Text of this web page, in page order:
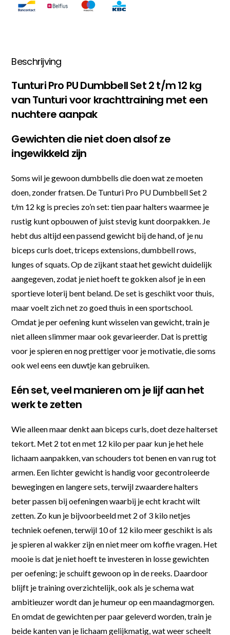
Beschrijving
Tunturi Pro PU Dumbbell Set 2 t/m 12 kg
van Tunturi voor krachttraining met een
nuchtere aanpak
Gewichten die niet doen alsof ze
ingewikkeld zijn
Soms wil je gewoon dumbbells die doen wat ze moeten
doen, zonder fratsen. De Tunturi Pro PU Dumbbell Set 2
t/m 12 kg is precies zo’n set: tien paar halters waarmee je
rustig kunt opbouwen of juist stevig kunt doorpakken. Je
hebt dus altijd een passend gewicht bij de hand, of je nu
biceps curls doet, triceps extensions, dumbbell rows,
lunges of squats. Op de zijkant staat het gewicht duidelijk
aangegeven, zodat je niet hoeft te gokken alsof je in een
sportieve loterij bent beland. De set is geschikt voor thuis,
maar voelt zich net zo goed thuis in een sportschool.
Omdat je per oefening kunt wisselen van gewicht, train je
niet alleen slimmer maar ook gevarieerder. Dat is prettig
voor je spieren en nog prettiger voor je motivatie, die soms
ook wel eens een duwtje kan gebruiken.
Eén set, veel manieren om je lijf aan het
werk te zetten
Wie alleen maar denkt aan biceps curls, doet deze halterset
tekort. Met 2 tot en met 12 kilo per paar kun je het hele
lichaam aanpakken, van schouders tot benen en van rug tot
armen. Een lichter gewicht is handig voor gecontroleerde
bewegingen en langere sets, terwijl zwaardere halters
beter passen bij oefeningen waarbij je echt kracht wilt
zetten. Zo kun je bijvoorbeeld met 2 of 3 kilo netjes
techniek oefenen, terwijl 10 of 12 kilo meer geschikt is als
je spieren al wakker zijn en niet meer om koffie vragen. Het
mooie is dat je niet hoeft te investeren in losse gewichten
per oefening; je schuift gewoon op in de reeks. Daardoor
blijft je training overzichtelijk, ook als je schema wat
ambitieuzer wordt dan je humeur op een maandagmorgen.
En omdat de gewichten per paar geleverd worden, train je
beide kanten van je lichaam gelijkmatig, wat weer scheelt